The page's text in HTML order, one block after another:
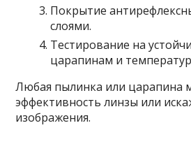
Покрытие
слоями.
Тестирование на
царапинам и
Любая пылинка или царапина
эффективность линзы или
изображения.